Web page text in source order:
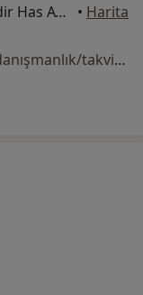
Ressam Halim Sokak No:7/45 Kadir Has AVM B1 Girişi Kat 4 E-5 Yanyol, İstanbul • Harita
Bu uzman ilgili adres için online danışmanlık/takvim sunmuyor.